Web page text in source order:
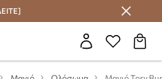
το Answear Club